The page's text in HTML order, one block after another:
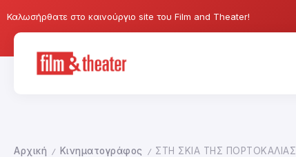
Καλωσήρθατε στο καινούργιο site του Film and Theater!
Αρχική / Κινηματογράφος / ΣΤΗ ΣΚΙΑ ΤΗΣ ΠΟΡΤΟΚΑΛΙΑΣ